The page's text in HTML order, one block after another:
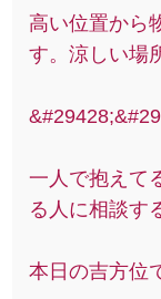
高い位置から
す。涼しい場
一人で抱えて
る人に相談す
本日の吉方位